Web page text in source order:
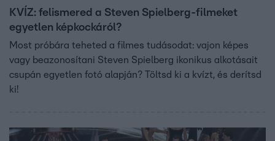
KVÍZ: felismered a Steven Spielberg-filmeket
egyetlen képkockáról?
Most próbára teheted a filmes tudásodat: vajon képes
vagy beazonosítani Steven Spielberg ikonikus alkotásait
csupán egyetlen fotó alapján? Töltsd ki a kvízt, és derítsd
ki!